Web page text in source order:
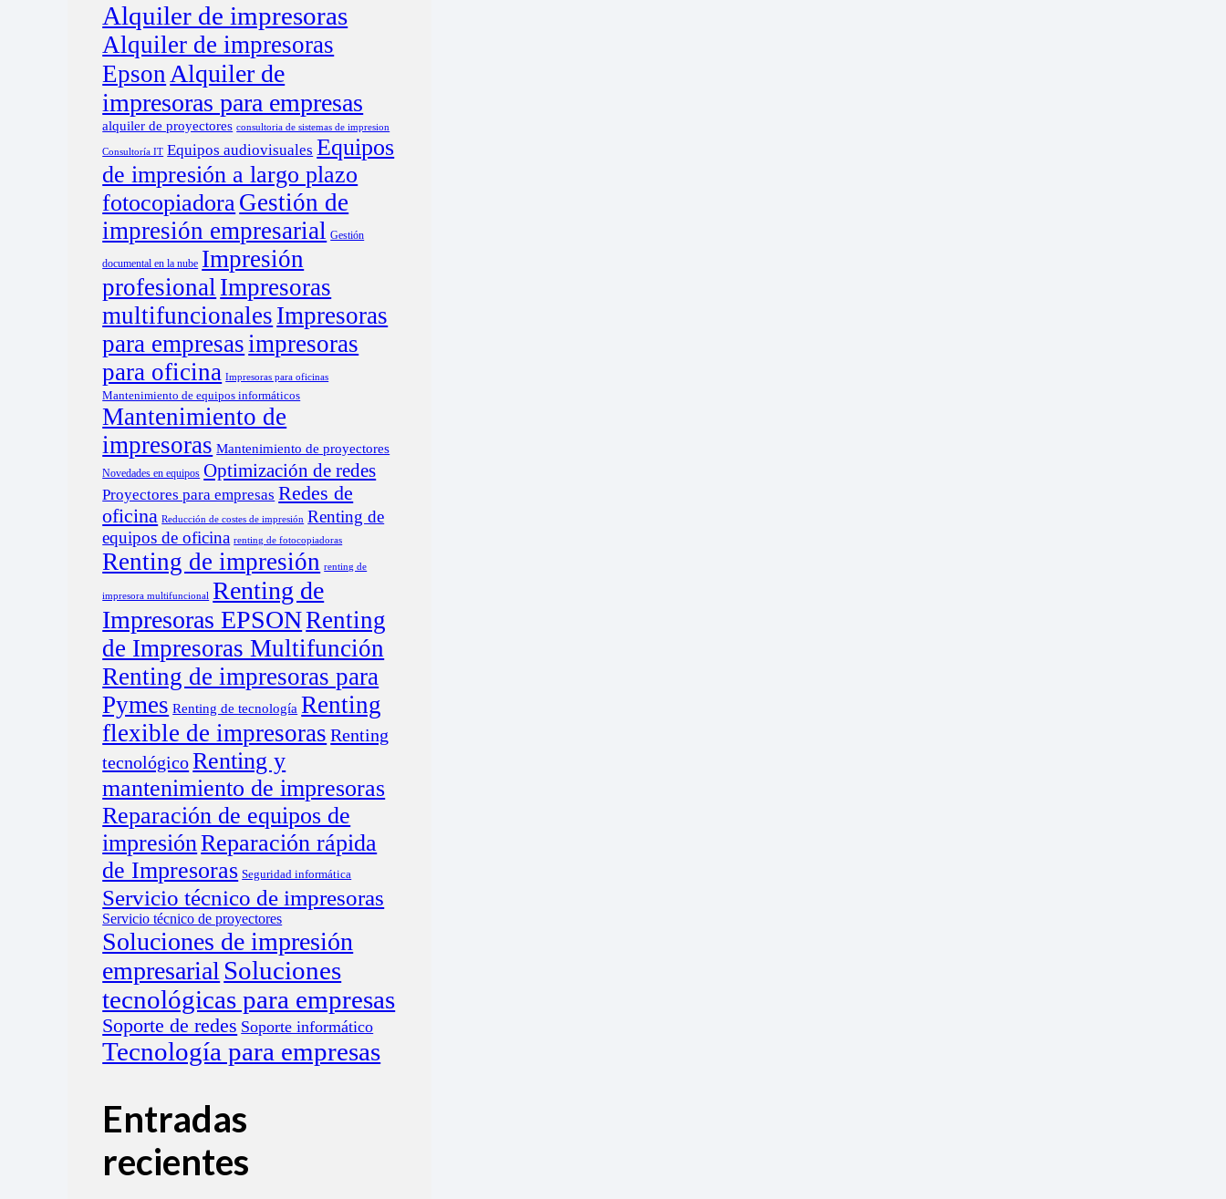
Alquiler de impresoras
Alquiler de impresoras
EpsonAlquiler de
impresoras para empresas
alquiler de proyectores consultoria de sistemas de impresion
Consultoría IT Equipos audiovisuales Equipos
de impresión a largo plazo
fotocopiadoraGestión de
impresión empresarial Gestión
documental en la nube Impresión
profesional Impresoras
multifuncionales Impresoras
para empresasimpresoras
para oficina Impresoras para oficinas
Mantenimiento de equipos informáticos
Mantenimiento de
impresoras Mantenimiento de proyectores
Novedades en equipos Optimización de redes
Proyectores para empresas Redes de
oficina Reducción de costes de impresión Renting de
equipos de oficina renting de fotocopiadoras
Renting de impresión renting de
impresora multifuncional Renting de
Impresoras EPSONRenting
de Impresoras Multifunción
Renting de impresoras para
Pymes Renting de tecnología Renting
flexible de impresoras Renting
tecnológicoRenting y
mantenimiento de impresoras
Reparación de equipos de
impresiónReparación rápida
de Impresoras Seguridad informática
Servicio técnico de impresoras
Servicio técnico de proyectores
Soluciones de impresión
empresarialSoluciones
tecnológicas para empresas
Soporte de redes Soporte informático
Tecnología para empresas
Entradas
recientes